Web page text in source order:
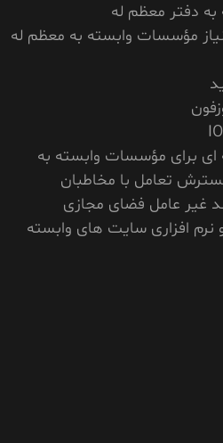
دفتر معظم له
نیاز مؤسسات وابسته به معظم له
ای برای مؤسسات وابسته به
تعامل با مخاطبان
غیر عامل فضای مجازی
افزاری سایت های وابسته